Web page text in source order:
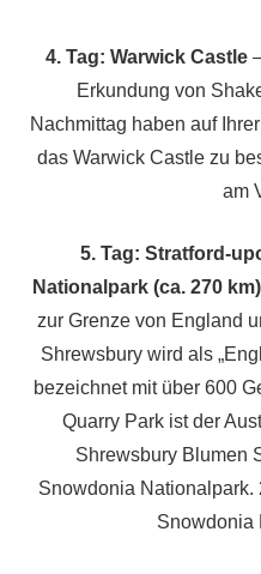
4. Tag: Warwick Castle
Erkundung von
Nachmittag haben auf
das Warwick Castle zu
am
5. Tag: Stratford-
Nationalpark (ca. 270 km)
zur Grenze von England
Shrewsbury wird als
bezeichnet mit über 600
Quarry Park ist der
Shrewsbury Blumen
Snowdonia Nationalpark.
Snowdonia